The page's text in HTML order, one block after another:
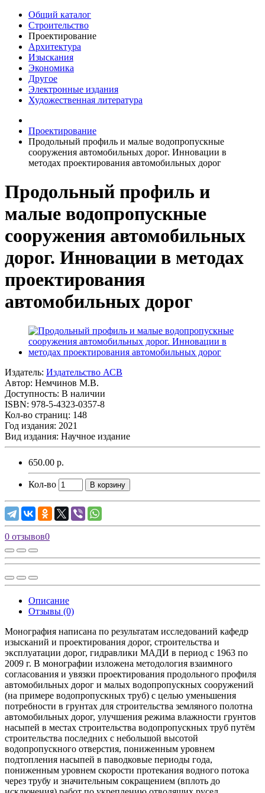
Общий каталог
Строительство
Проектирование
Архитектура
Изыскания
Экономика
Другое
Электронные издания
Художественная литература
Проектирование
Продольный профиль и малые водопропускные
сооружения автомобильных дорог. Инновации в
методах проектирования автомобильных дорог
Продольный профиль и
малые водопропускные
сооружения автомобильных
дорог. Инновации в методах
проектирования
автомобильных дорог
Издатель: Издательство АСВ
Автор: Немчинов М.В.
Доступность: В наличии
ISBN: 978-5-4323-0357-8
Кол-во страниц: 148
Год издания: 2021
Вид издания: Научное издание
650.00 р.
Кол-во В корзину
0 отзывов0
Описание
Отзывы (0)
Монография написана по результатам исследований кафедр
изысканий и проектирования дорог, строительства и
эксплуатации дорог, гидравлики МАДИ в период с 1963 по
2009 г. В монографии изложена методология взаимного
согласования и увязки проектирования продольного профиля
автомобильных дорог и малых водопропускных сооружений
(на примере водопропускных труб) с целью уменьшения
потребности в грунтах для строительства земляного полотна
автомобильных дорог, улучшения режима влажности грунтов
насыпей в местах строительства водопропускных труб путём
строительства последних с небольшой высотой
водопропускного отверстия, пониженным уровнем
подтопления насыпей в паводковые периоды года,
пониженным уровнем скорости протекания водного потока
через трубу и значительным сокращением (вплоть до